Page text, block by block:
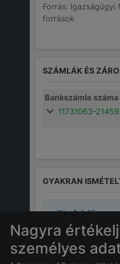
Forrás:
források
SZÁMLÁK ÉS
Bankszámla száma
11731063-
GYAKRAN
Ki a felelős
Wood-car Kft.
A cégnél a
András
Nagyra
személyes